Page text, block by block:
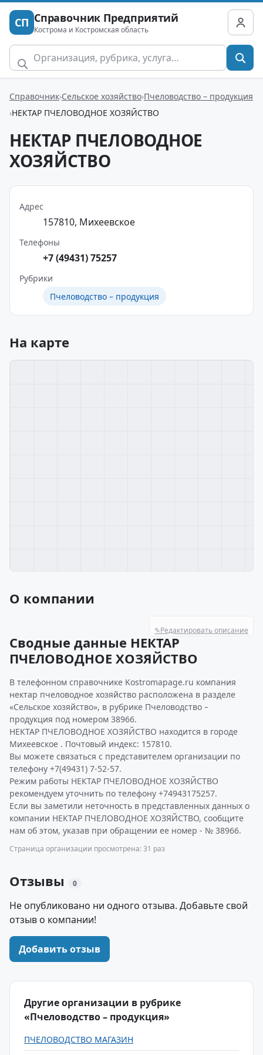
СП Справочник Предприятий
Кострома и Костромская область
Справочник Сельское хозяйство Пчеловодство – продукция
НЕКТАР ПЧЕЛОВОДНОЕ ХОЗЯЙСТВО
НЕКТАР ПЧЕЛОВОДНОЕ
ХОЗЯЙСТВО
Адрес
157810, Михеевское
Телефоны
+7 (49431) 75257
Рубрики
Пчеловодство – продукция
На карте
О компании
✎Редактировать описание
Сводные данные НЕКТАР
ПЧЕЛОВОДНОЕ ХОЗЯЙСТВО
В телефонном справочнике Kostromapage.ru компания
нектар пчеловодное хозяйство расположена в разделе
«Сельское хозяйство», в рубрике Пчеловодство –
продукция под номером 38966.
НЕКТАР ПЧЕЛОВОДНОЕ ХОЗЯЙСТВО находится в городе
Михеевское . Почтовый индекс: 157810.
Вы можете связаться с представителем организации по
телефону +7(49431) 7-52-57.
Режим работы НЕКТАР ПЧЕЛОВОДНОЕ ХОЗЯЙСТВО
рекомендуем уточнить по телефону +74943175257.
Если вы заметили неточность в представленных данных о
компании НЕКТАР ПЧЕЛОВОДНОЕ ХОЗЯЙСТВО, сообщите
нам об этом, указав при обращении ее номер - № 38966.
Страница организации просмотрена: 31 раз
Отзывы 0
Не опубликовано ни одного отзыва. Добавьте свой
отзыв о компании!
Добавить отзыв
Другие организации в рубрике
«Пчеловодство – продукция»
ПЧЕЛОВОДСТВО МАГАЗИН